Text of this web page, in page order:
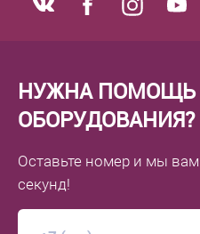
НУЖНА ПОМОЩЬ
ОБОРУДОВАНИЯ?
Оставьте номер и мы
секунд!